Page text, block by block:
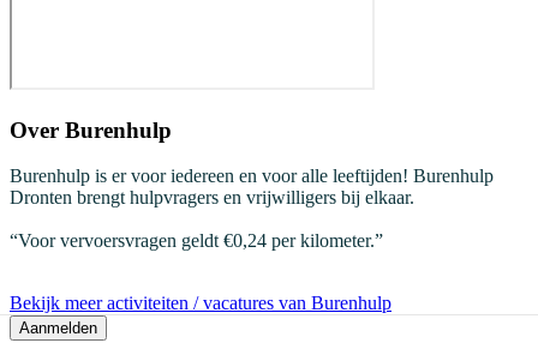
Over Burenhulp
Burenhulp is er voor iedereen en voor alle leeftijden! Burenhulp
Dronten brengt hulpvragers en vrijwilligers bij elkaar.
“Voor vervoersvragen geldt €0,24 per kilometer.”
Bekijk meer activiteiten / vacatures van Burenhulp
Aanmelden